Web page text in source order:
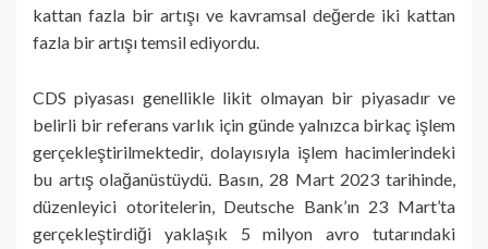
kattan fazla bir artışı ve kavramsal değerde iki kattan
fazla bir artışı temsil ediyordu.
CDS piyasası genellikle likit olmayan bir piyasadır ve
belirli bir referans varlık için günde yalnızca birkaç işlem
gerçekleştirilmektedir, dolayısıyla işlem hacimlerindeki
bu artış olağanüstüydü. Basın, 28 Mart 2023 tarihinde,
düzenleyici otoritelerin, Deutsche Bank’ın 23 Mart’ta
gerçekleştirdiği yaklaşık 5 milyon avro tutarındaki